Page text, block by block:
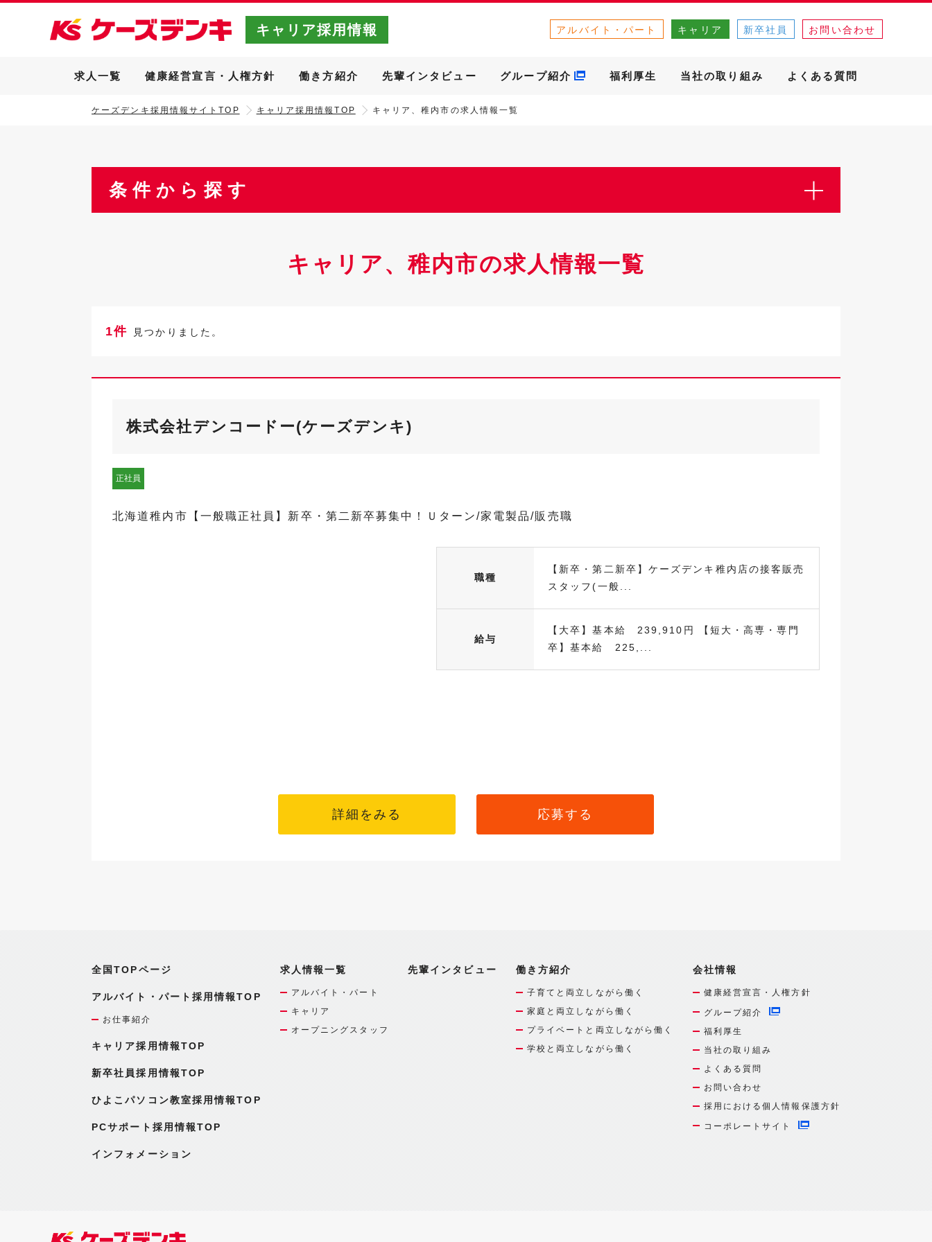
キャリア採用情報 アルバイト・パート キャリア 新卒社員 お問い合わせ
求人一覧 健康経営宣言・人権方針 働き方紹介 先輩インタビュー グループ紹介 福利厚生 当社の取り組み よくある質問
ケーズデンキ採用情報サイトTOP キャリア採用情報TOP キャリア、稚内市の求人情報一覧
条件から探す
キャリア、稚内市の求人情報一覧
1件 見つかりました。
株式会社デンコードー(ケーズデンキ)
正社員
北海道稚内市【一般職正社員】新卒・第二新卒募集中！Ｕターン/家電製品/販売職
職種
【新卒・第二新卒】ケーズデンキ稚内店の接客販売
スタッフ(一般...
給与
【大卒】基本給 239,910円 【短大・高専・専門
卒】基本給 225,...
詳細をみる 応募する
全国TOPページ
アルバイト・パート採用情報TOP
お仕事紹介
キャリア採用情報TOP
新卒社員採用情報TOP
ひよこパソコン教室採用情報TOP
PCサポート採用情報TOP
インフォメーション
求人情報一覧
アルバイト・パート
キャリア
オープニングスタッフ
先輩インタビュー 働き方紹介
子育てと両立しながら働く
家庭と両立しながら働く
プライベートと両立しながら働く
学校と両立しながら働く
会社情報
健康経営宣言・人権方針
グループ紹介
福利厚生
当社の取り組み
よくある質問
お問い合わせ
採用における個人情報保護方針
コーポレートサイト